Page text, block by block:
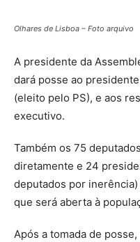
Olhares de Lisboa – Foto arquivo
A presidente da
dará posse ao
(eleito pelo PS), e aos
executivo.
Também os 75
diretamente e 24
deputados por
que será aberta à
Após a tomada de